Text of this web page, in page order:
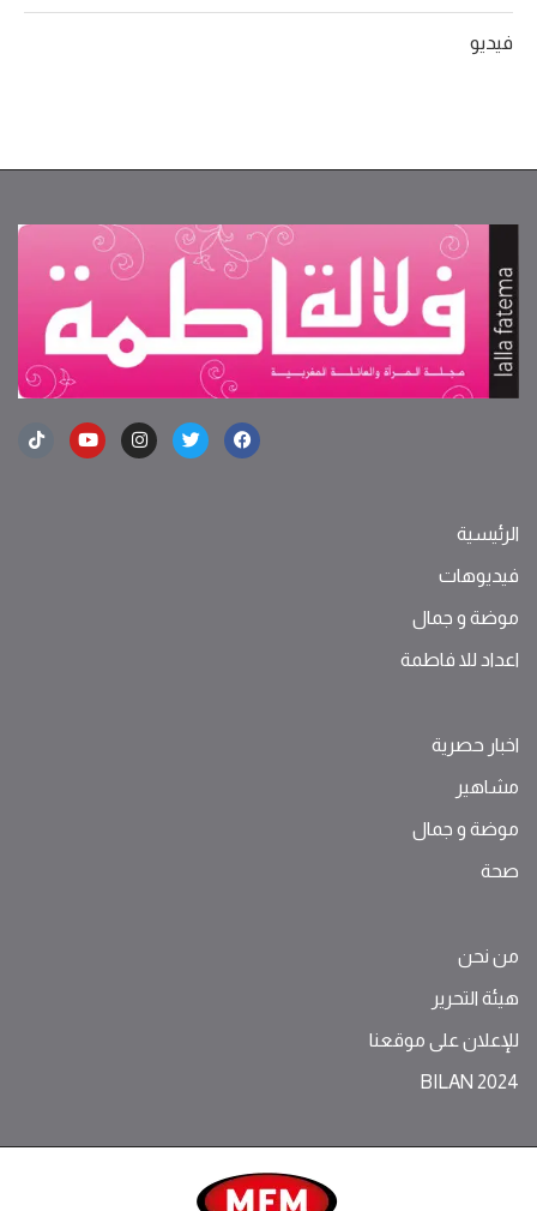
فيديو
الرئيسية
فيديوهات
موضة ‫و‬ ‫‬‫جمال‬
اعداد للا فاطمة
اخبار حصرية
مشاهير
موضة ‫و‬ ‫‬‫جمال‬
صحة
من نحن
هيئة التحرير
للإعلان على موقعنا
BILAN 2024